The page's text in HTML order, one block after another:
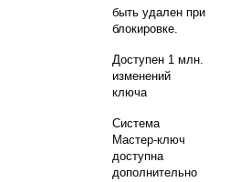
быть удален при
блокировке.
Доступен 1 млн.
изменений
ключа
Система
Мастер-ключ
доступна
дополнительно